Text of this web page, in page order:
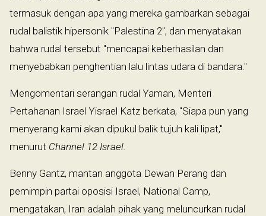
termasuk dengan apa yang mereka gambarkan sebagai
rudal balistik hipersonik "Palestina 2", dan menyatakan
bahwa rudal tersebut "mencapai keberhasilan dan
menyebabkan penghentian lalu lintas udara di bandara."
Mengomentari serangan rudal Yaman, Menteri
Pertahanan Israel Yisrael Katz berkata, "Siapa pun yang
menyerang kami akan dipukul balik tujuh kali lipat,"
menurut Channel 12 Israel.
Benny Gantz, mantan anggota Dewan Perang dan
pemimpin partai oposisi Israel, National Camp,
mengatakan, Iran adalah pihak yang meluncurkan rudal